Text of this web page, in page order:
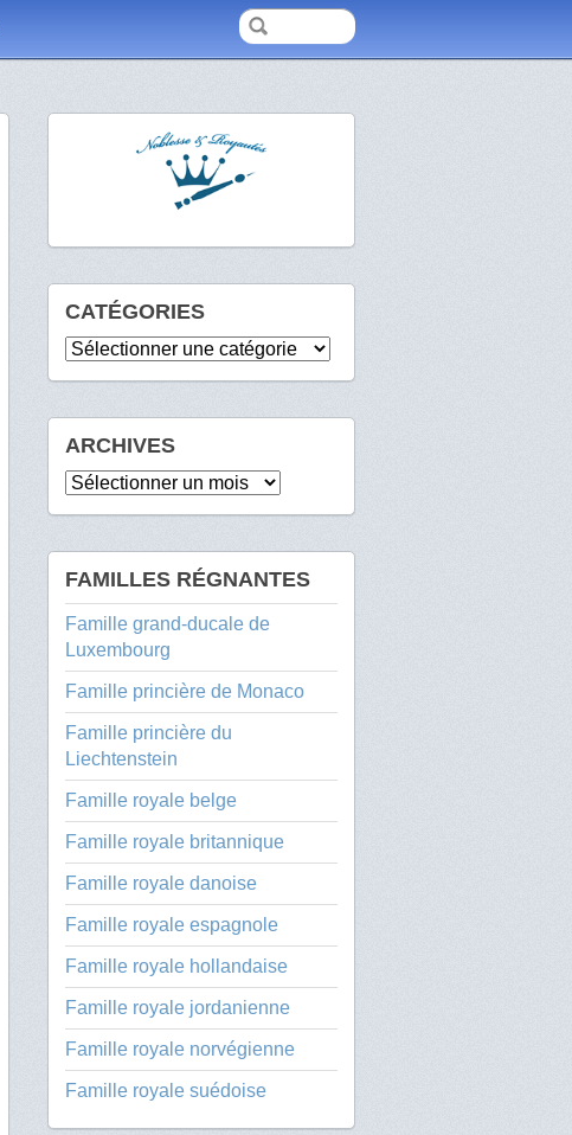
CATÉGORIES
Catégories
ARCHIVES
Archives
FAMILLES RÉGNANTES
Famille grand-ducale de
Luxembourg
Famille princière de Monaco
Famille princière du
Liechtenstein
Famille royale belge
Famille royale britannique
Famille royale danoise
Famille royale espagnole
Famille royale hollandaise
Famille royale jordanienne
Famille royale norvégienne
Famille royale suédoise